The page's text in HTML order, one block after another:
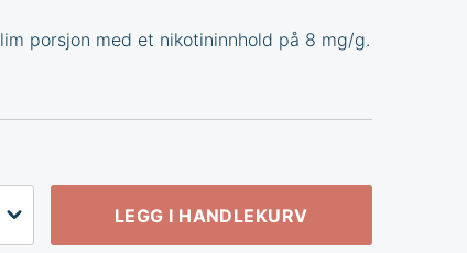
porsjon med et nikotininnhold på 8 mg/g.
LEGG I HANDLEKURV